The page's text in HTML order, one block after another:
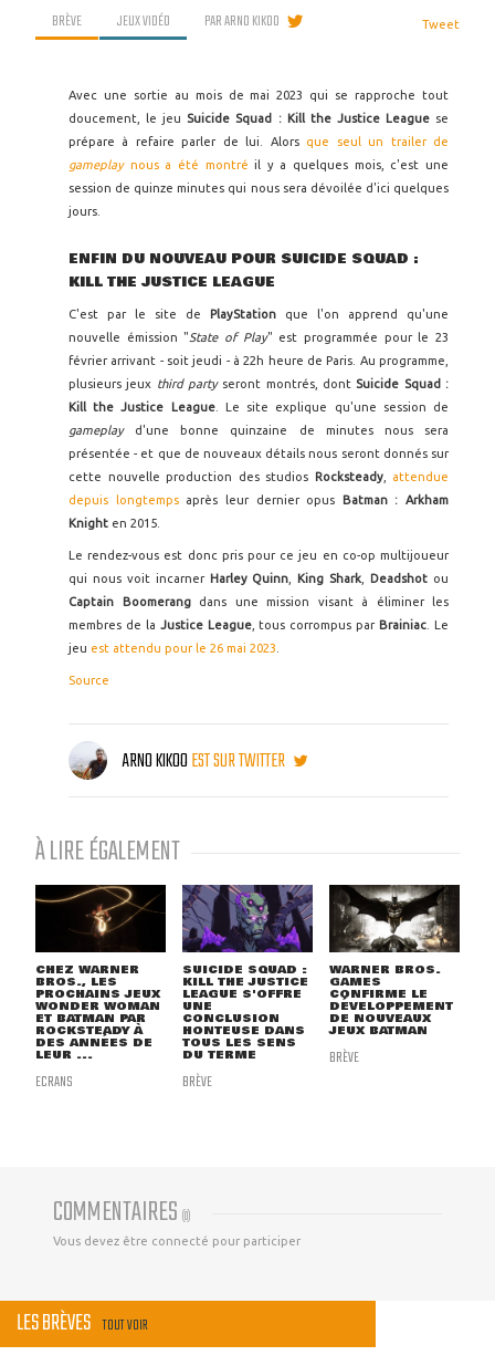
BRÈVE JEUX VIDÉO PARARNO KIKOO Tweet
Avec une sortie au mois de mai 2023 qui se rapproche tout
doucement, le jeu Suicide Squad : Kill the Justice League se
prépare à refaire parler de lui. Alors que seul un trailer de
gameplay nous a été montré il y a quelques mois, c'est une
session de quinze minutes qui nous sera dévoilée d'ici quelques
jours.
ENFIN DU NOUVEAU POUR SUICIDE SQUAD :
KILL THE JUSTICE LEAGUE
C'est par le site de PlayStation que l'on apprend qu'une
nouvelle émission " State of Play" est programmée pour le 23
février arrivant - soit jeudi - à 22h heure de Paris. Au programme,
plusieurs jeux third party seront montrés, dont Suicide Squad :
Kill the Justice League. Le site explique qu'une session de
gameplay d'une bonne quinzaine de minutes nous sera
présentée - et que de nouveaux détails nous seront donnés sur
cette nouvelle production des studios
Rocksteady, attendue
depuis longtempsaprès leur dernier opus
Batman : Arkham
Knight en 2015.
Le rendez-vous est donc pris pour ce jeu en co-op multijoueur
qui nous voit incarner Harley Quinn King Shark Deadshot ou
Captain Boomerangdans une mission visant à éliminer les
membres de la Justice League, tous corrompus par Brainiac . Le
jeu est attendu pour le 26 mai 2023
Source
ARNO KIKOOEST SUR TWITTER
À LIRE ÉGALEMENT
CHEZ WARNER
BROS., LES
PROCHAINS JEUX
WONDER WOMAN
ET BATMAN PAR
ROCKSTEADY À
DES ANNÉES DE
LEUR ...
ECRANS
SUICIDE SQUAD :
KILL THE JUSTICE
LEAGUE S'OFFRE
UNE
CONCLUSION
HONTEUSE DANS
TOUS LES SENS
DU TERME
BRÈVE
WARNER BROS.
GAMES
CONFIRME LE
DÉVELOPPEMENT
DE NOUVEAUX
JEUX BATMAN
BRÈVE
COMMENTAIRES (0)
Vous devez être connecté pour participer
LES BRÈVES TOUT VOIR